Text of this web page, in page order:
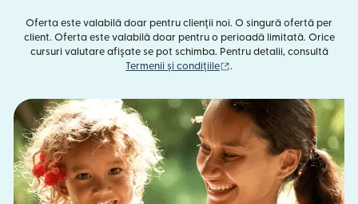
Oferta este valabilă doar pentru clienții noi. O singură ofertă per
client. Oferta este valabilă doar pentru o perioadă limitată. Orice
cursuri valutare afișate se pot schimba. Pentru detalii, consultă
Termenii și condițiile
.